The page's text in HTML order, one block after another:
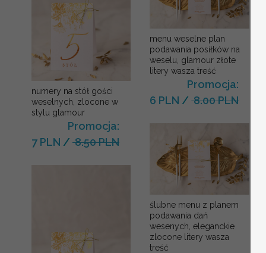
numery na stół gości
weselnych, zlocone w
stylu glamour
Promocja:
7 PLN / 8.50 PLN
menu weselne plan
podawania posiłków na
weselu, glamour złote
litery wasza treść
Promocja:
6 PLN /8.00 PLN
ślubne menu z planem
podawania dań
wesenych, eleganckie
zlocone litery wasza
treść